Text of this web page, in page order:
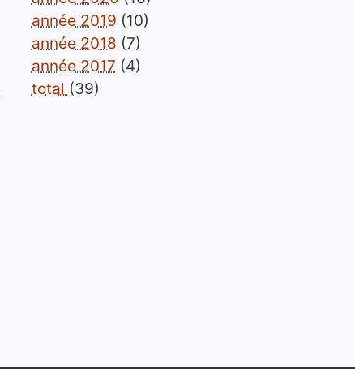
année 2019 (10)
année 2018 (7)
année 2017 (4)
total (39)